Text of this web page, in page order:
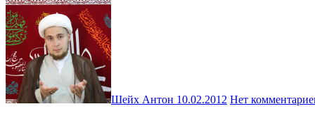
Шейх Антон 10.02.2012 Нет